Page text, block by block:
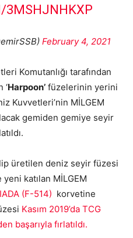
3MSHJNHKXP
February 4, 2021
Komutanlığı tarafından
‘Harpoon’ füzelerinin yerini
Kuvvetleri’nin MİLGEM
gemiden gemiye seyir
üretilen deniz seyir füzesi
katılan MİLGEM
(F-514) korvetine
Kasım 2019’da TCG
başarıyla fırlatıldı.